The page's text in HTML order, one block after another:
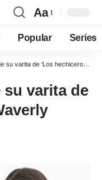
Aa
Popular Series
hechiceros de Waverly Place’ por 4 dólares
su varita de